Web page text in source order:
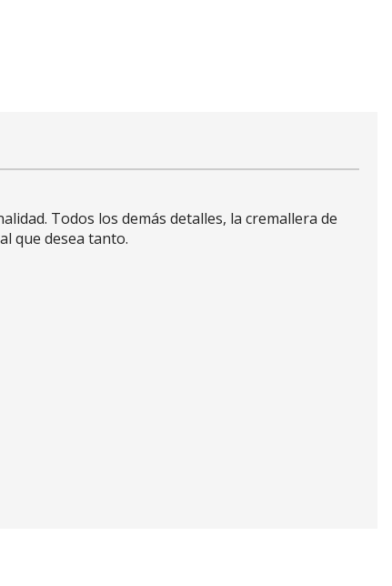
Todos los demás detalles, la cremallera de
que desea tanto.